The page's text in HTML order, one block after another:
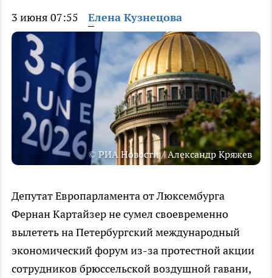
3 июня 07:55 Елена Кузнецова
© РИА Новости / Александр Кряжев
Депутат Европарламента от Люксембурга
Фернан Картайзер не сумел своевременно
вылететь на Петербургский международный
экономический форум из-за протестной акции
сотрудников брюссельской воздушной гавани,